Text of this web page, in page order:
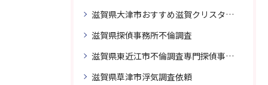
滋賀県大津市おすすめ滋賀クリスタル探偵事務所
滋賀県探偵事務所不倫調査
滋賀県東近江市不倫調査専門探偵事務所
滋賀県草津市浮気調査依頼